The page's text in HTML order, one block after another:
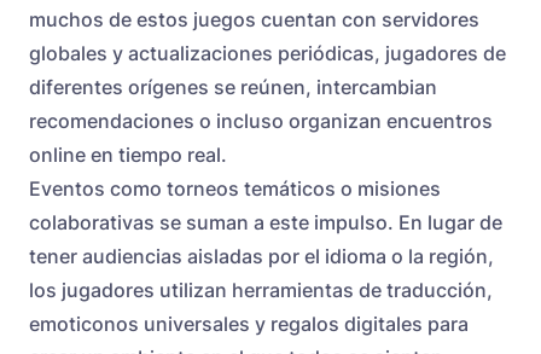
muchos de estos juegos cuentan con servidores
globales y actualizaciones periódicas, jugadores de
diferentes orígenes se reúnen, intercambian
recomendaciones o incluso organizan encuentros
online en tiempo real.
Eventos como torneos temáticos o misiones
colaborativas se suman a este impulso. En lugar de
tener audiencias aisladas por el idioma o la región,
los jugadores utilizan herramientas de traducción,
emoticonos universales y regalos digitales para